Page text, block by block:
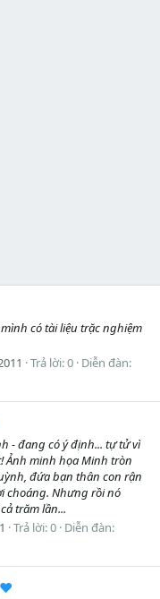
có tài liệu trặc nghiệm
Trả lời: 0 Diễn đàn:
- đang có ý định... tự tử vì
Ảnh minh họa Minh tròn
đứa bạn thân con rận
choáng. Nhưng rồi nó
trăm lần...
Trả lời: 0 Diễn đàn:
♥